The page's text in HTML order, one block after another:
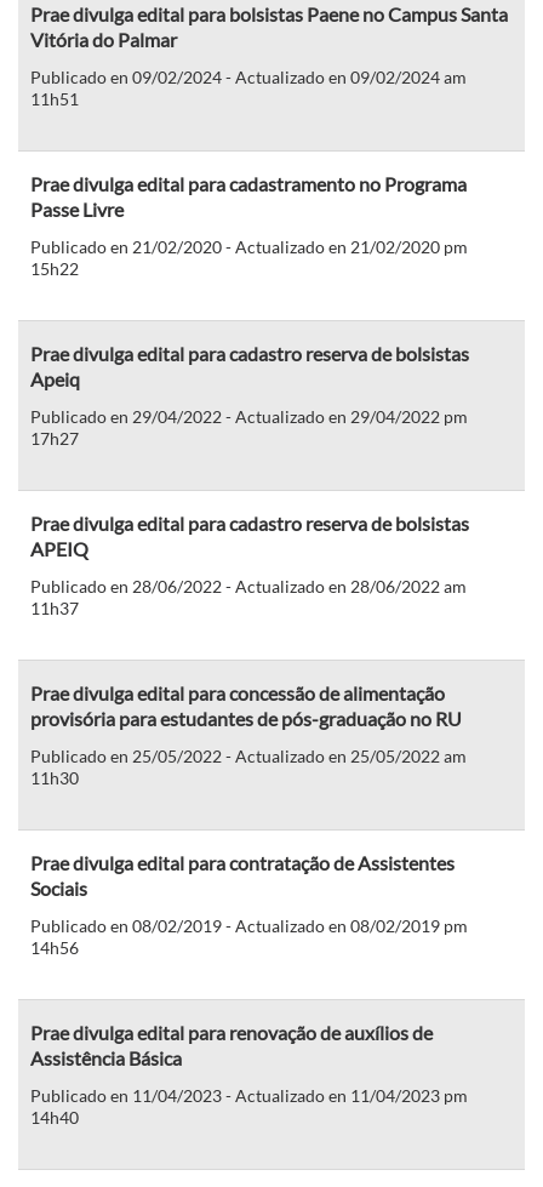
Prae divulga edital para bolsistas Paene no Campus Santa
Vitória do Palmar
Publicado en 09/02/2024 - Actualizado en 09/02/2024 am
11h51
Prae divulga edital para cadastramento no Programa
Passe Livre
Publicado en 21/02/2020 - Actualizado en 21/02/2020 pm
15h22
Prae divulga edital para cadastro reserva de bolsistas
Apeiq
Publicado en 29/04/2022 - Actualizado en 29/04/2022 pm
17h27
Prae divulga edital para cadastro reserva de bolsistas
APEIQ
Publicado en 28/06/2022 - Actualizado en 28/06/2022 am
11h37
Prae divulga edital para concessão de alimentação
provisória para estudantes de pós-graduação no RU
Publicado en 25/05/2022 - Actualizado en 25/05/2022 am
11h30
Prae divulga edital para contratação de Assistentes
Sociais
Publicado en 08/02/2019 - Actualizado en 08/02/2019 pm
14h56
Prae divulga edital para renovação de auxílios de
Assistência Básica
Publicado en 11/04/2023 - Actualizado en 11/04/2023 pm
14h40